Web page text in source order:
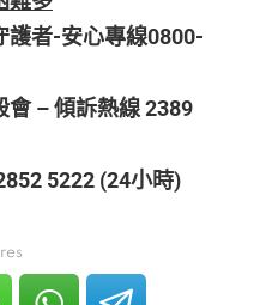
護者-安心專線0800-
– 傾訴熱線 2389
5222 (24小時)